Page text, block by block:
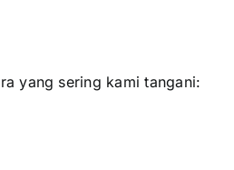
yang sering kami tangani: